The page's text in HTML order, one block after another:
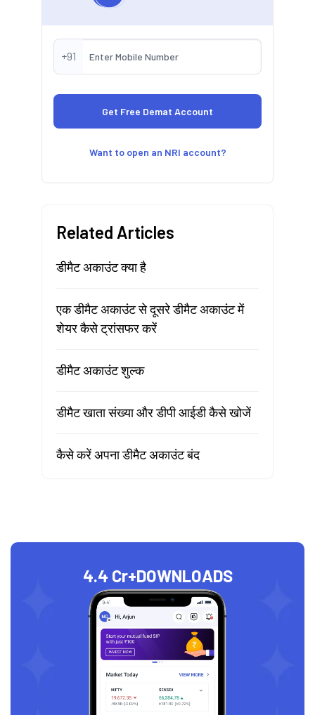
+91
Want to open an NRI account?
Related Articles
डीमैट अकाउंट क्या है
एक डीमैट अकाउंट से दूसरे डीमैट अकाउंट में
शेयर कैसे ट्रांसफर करें
डीमैट अकाउंट शुल्क
डीमैट खाता संख्या और डीपी आईडी कैसे खोजें
कैसे करें अपना डीमैट अकाउंट बंद
4.4 Cr+DOWNLOADS